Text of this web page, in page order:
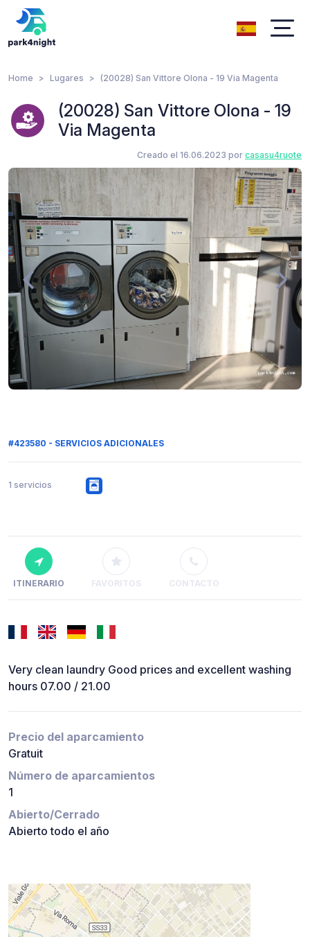
Home Lugares (20028) San Vittore Olona - 19 Via Magenta
(20028) San Vittore Olona - 19
Via Magenta
Creado el 16.06.2023 por casasu4ruote
#423580 - SERVICIOS ADICIONALES
1 servicios
ITINERARIO FAVORITOS CONTACTO
Very clean laundry Good prices and excellent washing
hours 07.00 / 21.00
Precio del aparcamiento
Gratuit
Número de aparcamientos
1
Abierto/Cerrado
Abierto todo el año